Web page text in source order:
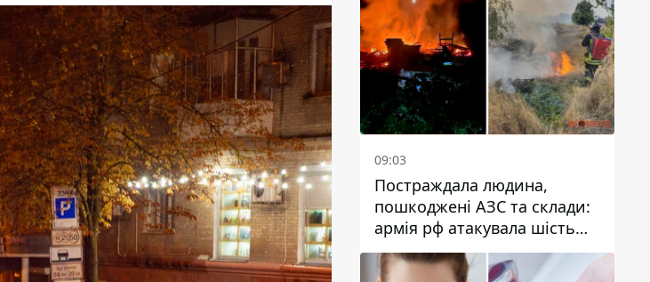
09:03
Постраждала людина,
пошкоджені АЗС та склади:
армія рф атакувала шість
районів Дніпропетровської
області